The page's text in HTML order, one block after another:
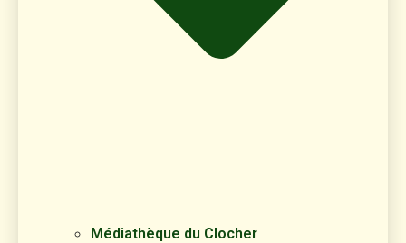
Médiathèque du Clocher